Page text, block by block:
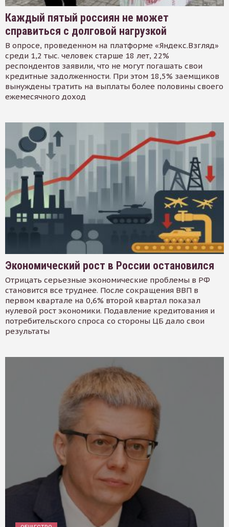
Каждый пятый россиян не может
справиться с долговой нагрузкой
В опросе, проведенном на платформе «Яндекс.Взгляд»
среди 1,2 тыс. человек старше 18 лет, 22%
респондентов заявили, что не могут погашать свои
кредитные задолженности. При этом 18,5% заемщиков
вынуждены тратить на выплаты более половины своего
ежемесячного доход
Экономический рост в России остановился
Отрицать серьезные экономические проблемы в РФ
становится все труднее. После сокращения ВВП в
первом квартале на 0,6% второй квартал показал
нулевой рост экономики. Подавление кредитования и
потребительского спроса со стороны ЦБ дало свои
результаты